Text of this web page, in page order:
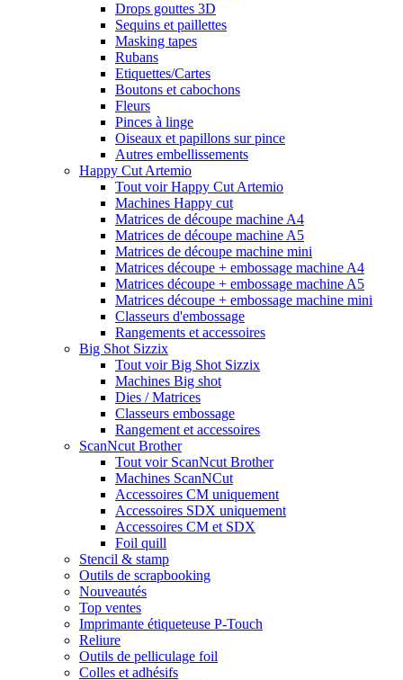
Drops gouttes 3D
Sequins et paillettes
Masking tapes
Rubans
Etiquettes/Cartes
Boutons et cabochons
Fleurs
Pinces à linge
Oiseaux et papillons sur pince
Autres embellissements
Happy Cut Artemio
Tout voir Happy Cut Artemio
Machines Happy cut
Matrices de découpe machine A4
Matrices de découpe machine A5
Matrices de découpe machine mini
Matrices découpe + embossage machine A4
Matrices découpe + embossage machine A5
Matrices découpe + embossage machine mini
Classeurs d'embossage
Rangements et accessoires
Big Shot Sizzix
Tout voir Big Shot Sizzix
Machines Big shot
Dies / Matrices
Classeurs embossage
Rangement et accessoires
ScanNcut Brother
Tout voir ScanNcut Brother
Machines ScanNCut
Accessoires CM uniquement
Accessoires SDX uniquement
Accessoires CM et SDX
Foil quill
Stencil & stamp
Outils de scrapbooking
Nouveautés
Top ventes
Imprimante étiqueteuse P-Touch
Reliure
Outils de pelliculage foil
Colles et adhésifs